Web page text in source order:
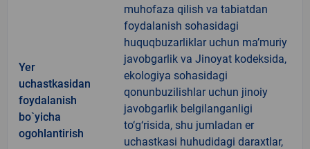
Yer
uchastkasidan
foydalanish
bo`yicha
ogohlantirish
muhofaza qilish va tabiatdan
foydalanish sohasidagi
huquqbuzarliklar uchun ma’muriy
javobgarlik va Jinoyat kodeksida,
ekologiya sohasidagi
qonunbuzilishlar uchun jinoiy
javobgarlik belgilanganligi
to‘g‘risida, shu jumladan er
uchastkasi huhudidagi daraxtlar,